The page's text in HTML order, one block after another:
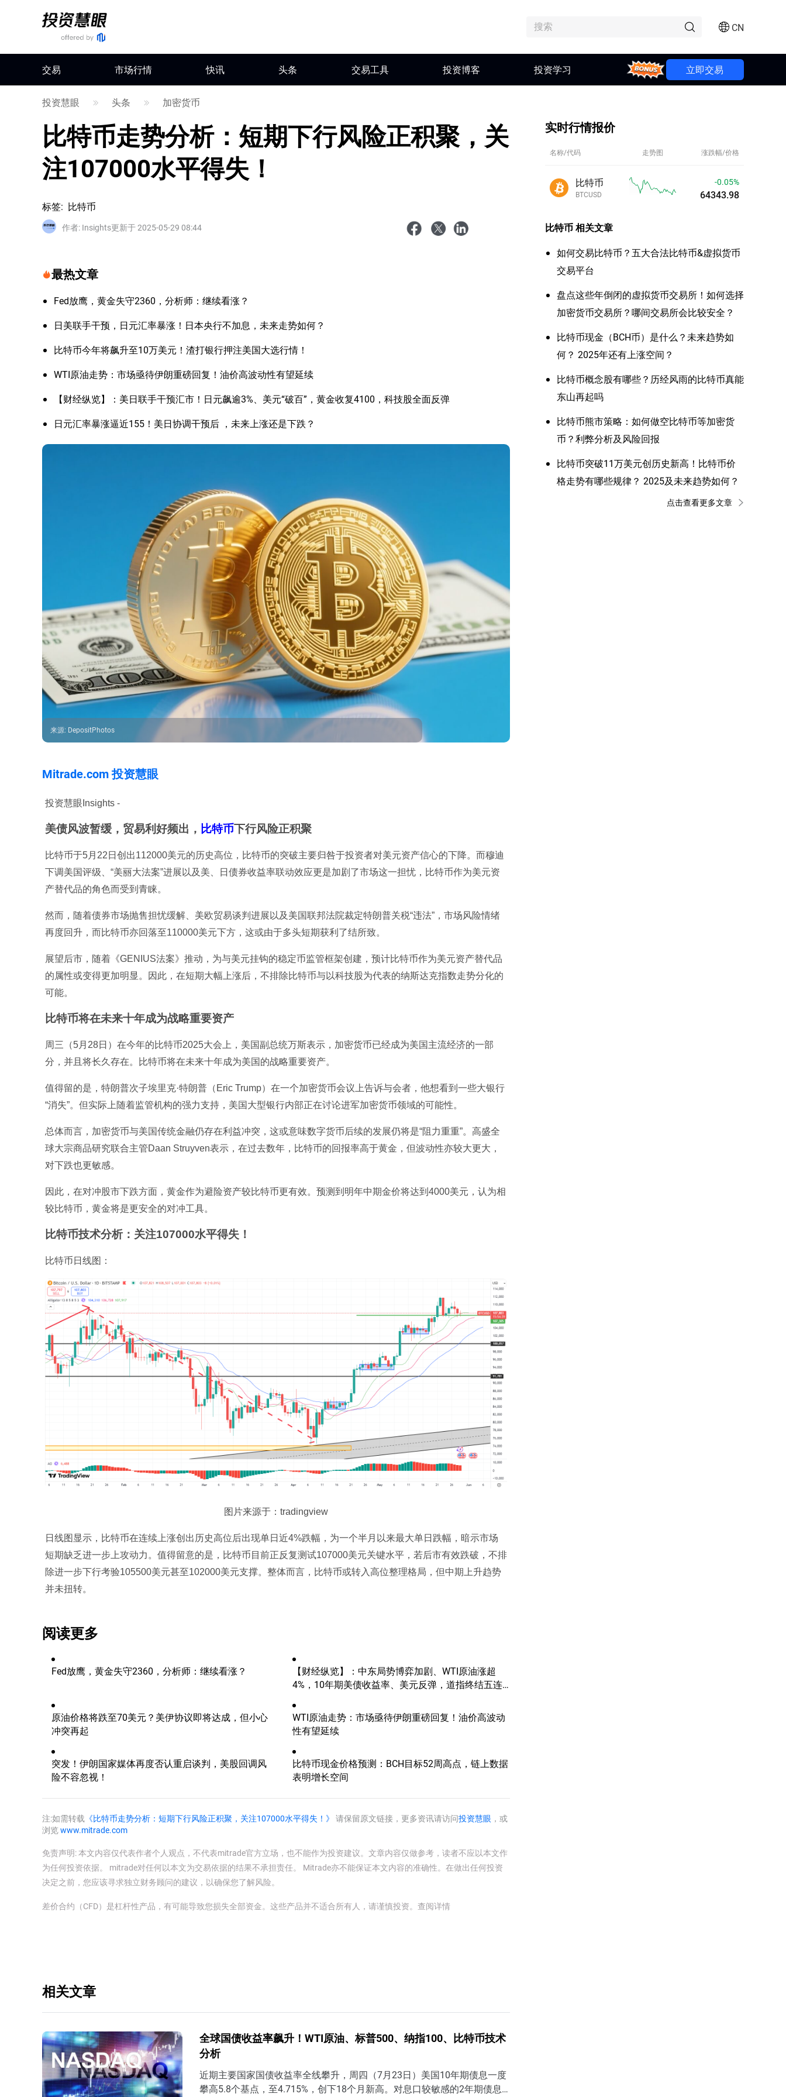
CN
交易 市场行情 快讯 头条 交易工具 投资博客 投资学习 Bonus 立即交易
投资慧眼 头条 加密货币
比特币走势分析：短期下行风险正积聚，关
注107000水平得失！
标签: 比特币
作者: Insights更新于 2025-05-29 08:44
最热文章
Fed放鹰，黄金失守2360，分析师：继续看涨？
日美联手干预，日元汇率暴涨！日本央行不加息，未来走势如何？
比特币今年将飙升至10万美元！渣打银行押注美国大选行情！
WTI原油走势：市场亟待伊朗重磅回复！油价高波动性有望延续
【财经纵览】：美日联手干预汇市！日元飙逾3%、美元“破百”，黄金收复4100，科技股全面反弹
日元汇率暴涨逼近155！美日协调干预后 ，未来上涨还是下跌？
来源: DepositPhotos
Mitrade.com 投资慧眼
投资慧眼Insights -
美债风波暂缓，贸易利好频出， 比特币下行风险正积聚
比特币于5月22日创出112000美元的历史高位，比特币的突破主要归咎于投资者对美元资产信心的下降。而穆迪
下调美国评级、“美丽大法案”进展以及美、日债券收益率联动效应更是加剧了市场这一担忧，比特币作为美元资
产替代品的角色而受到青睐。
然而，随着债券市场抛售担忧缓解、美欧贸易谈判进展以及美国联邦法院裁定特朗普关税“违法”，市场风险情绪
再度回升，而比特币亦回落至110000美元下方，这或由于多头短期获利了结所致。
展望后市，随着《GENIUS法案》推动，为与美元挂钩的稳定币监管框架创建 ，预计比特币作为美元资产替代品
的属性或变得更加明显。因此，在短期大幅上涨后，不排除比特币与以科技股为代表的纳斯达克指数走势分化的
可能。
比特币将在未来十年成为战略重要资产
周三（5月28日）在今年的比特币2025大会上，美国副总统万斯表示，加密货币已经成为美国主流经济的一部
分，并且将长久存在。比特币将在未来十年成为美国的战略重要资产。
值得留的是，特朗普次子埃里克·特朗普（Eric Trump）在一个加密货币会议上告诉与会者，他想看到一些大银行
“消失”。但实际上随着监管机构的强力支持，美国大型银行内部正在讨论进军加密货币领域的可能性。
总体而言，加密货币与美国传统金融仍存在利益冲突，这或意味数字货币后续的发展仍将是“阻力重重”。高盛全
球大宗商品研究联合主管Daan Struyven表示，在过去数年，比特币的回报率高于黄金，但波动性亦较大更大，
对下跌也更敏感。
因此，在对冲股市下跌方面，黄金作为避险资产较比特币更有效。预测到明年中期金价将达到4000美元，认为相
较比特币，黄金将是更安全的对冲工具。
比特币技术分析：关注107000水平得失！
比特币日线图：
图片来源于：tradingview
日线图显示，比特币在连续上涨创出历史高位后出现单日近4%跌幅，为一个半月以来最大单日跌幅，暗示市场
短期缺乏进一步上攻动力。值得留意的是，比特币目前正反复测试107000美元关键水平，若后市有效跌破，不排
除进一步下行考验105500美元甚至102000美元支撑。整体而言，比特币或转入高位整理格局，但中期上升趋势
并未扭转。
阅读更多
Fed放鹰，黄金失守2360，分析师：继续看涨？
【财经纵览】：中东局势博弈加剧、WTI原油涨超
4%，10年期美债收益率、美元反弹，道指终结五连
原油价格将跌至70美元？美伊协议即将达成，但小心
冲突再起
WTI原油走势：市场亟待伊朗重磅回复！油价高波动
性有望延续
突发！伊朗国家媒体再度否认重启谈判，美股回调风
险不容忽视！
比特币现金价格预测：BCH目标52周高点，链上数据
表明增长空间
注:如需转载 《比特币走势分析：短期下行风险正积聚，关注107000水平得失！》 请保留原文链接，更多资讯请访问投资慧眼 ，或
浏览www.mitrade.com
免责声明: 本文内容仅代表作者个人观点，不代表mitrade官方立场，也不能作为投资建议。文章内容仅做参考，读者不应以本文作
为任何投资依据。 mitrade对任何以本文为交易依据的结果不承担责任。 Mitrade亦不能保证本文内容的准确性。在做出任何投资
决定之前，您应该寻求独立财务顾问的建议，以确保您了解风险。
差价合约（CFD）是杠杆性产品，有可能导致您损失全部资金。这些产品并不适合所有人，请谨慎投资。 查阅详情
相关文章
全球国债收益率飙升！WTI原油、标普500、纳指100、比特币技术
分析
近期主要国家国债收益率全线攀升，周四（7月23日）美国10年期债息一度
攀高5.8个基点，至4.715%，创下18个月新高。对息口较敏感的2年期债息
实时行情报价
名称/代码 走势图 涨跌幅/价格
比特币
BTCUSD
-0.05%
64343.96
比特币相关文章
如何交易比特币？五大合法比特币&虚拟货币
交易平台
盘点这些年倒闭的虚拟货币交易所！如何选择
加密货币交易所？哪间交易所会比较安全？
比特币现金（BCH币）是什么？未来趋势如
何？ 2025年还有上涨空间？
比特币概念股有哪些？历经风雨的比特币真能
东山再起吗
比特币熊市策略：如何做空比特币等加密货
币？利弊分析及风险回报
比特币突破11万美元创历史新高！比特币价
格走势有哪些规律？ 2025及未来趋势如何？
点击查看更多文章